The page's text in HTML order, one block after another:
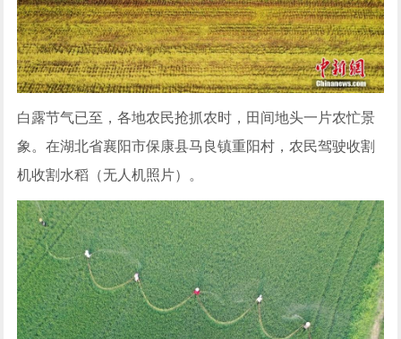
白露节气已至，各地农民抢抓农时，田间地头一片农忙景
象。在湖北省襄阳市保康县马良镇重阳村，农民驾驶收割
机收割水稻（无人机照片）。